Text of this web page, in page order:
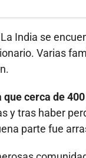
India se
Varias
que cerca de
y tras haber
parte fue